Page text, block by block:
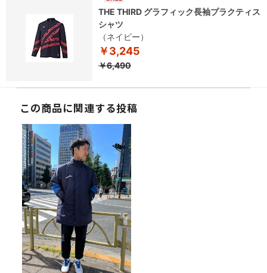
THE THIRD グラフィック長袖プラクティス
シャツ
（ネイビー）
￥3,245
￥6,490
この商品に関連する投稿